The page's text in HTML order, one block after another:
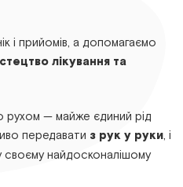
і прийомів, а допомагаємо
лікування та
рухом — майже єдиний рід
передавати з рук у руки, і
своєму найдосконалішому